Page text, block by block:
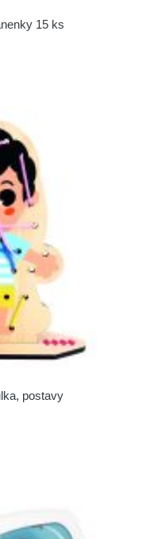
15 ks
postavy